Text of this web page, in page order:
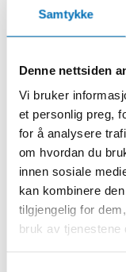
Samtykke
Denne nettsiden
Vi bruker
et personlig preg,
for å analysere
om hvordan du
innen sosiale
kan kombinere
tilgjengelig for
bruk av tjenestene
allt kommer det att
Ministrarna
samarbete och
när du blir sjuk
behöver det.
Eva Franzén,
Bengt Andersson,
Fakta